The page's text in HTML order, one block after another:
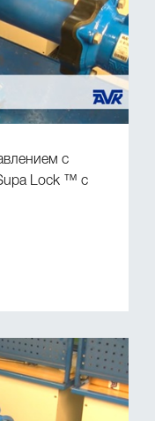
с
Lock ™ с